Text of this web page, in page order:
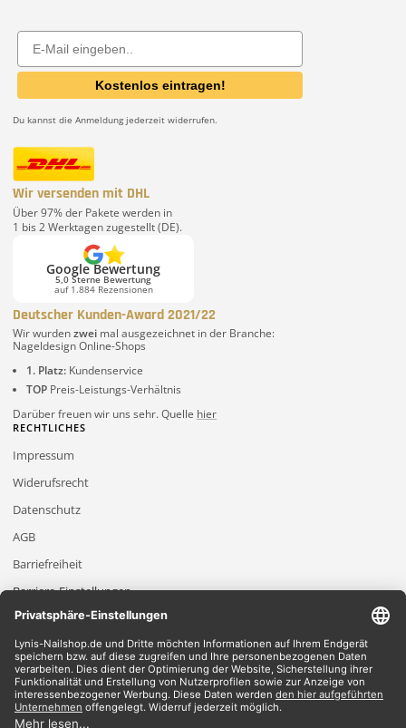
Email
Kostenlos eintragen!
Du kannst die Anmeldung jederzeit widerrufen.
Wir versenden mit DHL
Über 97% der Pakete werden in
1 bis 2 Werktagen zugestellt (DE).
Google Bewertung
5,0 Sterne Bewertung
auf 1.884 Rezensionen
Deutscher Kunden-Award 2021/22
Wir wurdenzwei mal ausgezeichnet in der Branche:
Nageldesign Online-Shops
1. Platz: Kundenservice
TOP Preis-Leistungs-Verhältnis
Darüber freuen wir uns sehr. Quelle hier
RECHTLICHES
Impressum
Widerufsrecht
Datenschutz
AGB
Barriefreiheit
Barriere-Einstellungen
2026 Lynis-Nailshop.de | Alle Rechte vorbehalten | Dein Nailshop für Nageldesign
Produkte
*Gilt für Lieferungen innerhalb Deutschlands, Lieferzeiten für andere Länder
entnehmen Sie bitte der Schaltfläche mit den Versandinformationen.
*Alle Preise verstehen sich inklusive Mehrwertsteuer und zzgl. Versandkosten
Wir akzeptieren